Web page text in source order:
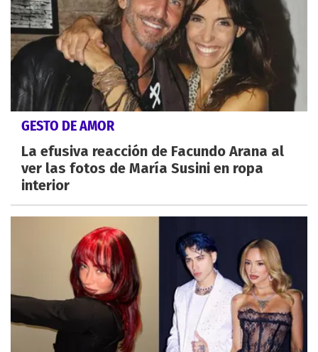
GESTO DE AMOR
La efusiva reacción de Facundo Arana al
ver las fotos de María Susini en ropa
interior